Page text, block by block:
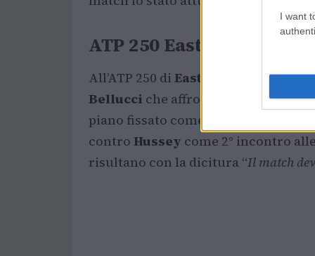
I want
ATP 250 Eastbourne:
All’ATP 250 di Eastbourne sul
Bellucci che affronta al secondo
piano fissato come 2° incontro alle
contro Hussey come 2° incontro
risultano con la dicitura “Il match